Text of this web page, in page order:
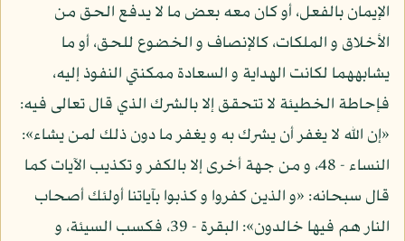
الإيمان بالفعل، أو كان معه بعض ما لا يدفع الحق من
الأخلاق و الملكات، كالإنصاف و الخضوع للحق، أو ما
يشابههما لكانت الهداية و السعادة ممكنتي النفوذ إليه،
فإحاطة الخطيئة لا تتحقق إلا بالشرك الذي قال تعالى فيه:
«إن الله لا يغفر أن يشرك به و يغفر ما دون ذلك لمن يشاء»:
النساء - 48، و من جهة أخرى إلا بالكفر و تكذيب الآيات كما
قال سبحانه: «و الذين كفروا و كذبوا بآياتنا أولئك أصحاب
النار هم فيها خالدون»: البقرة - 39، فكسب السيئة، و